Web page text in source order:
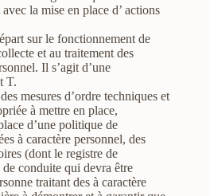
la mise en place d’ actions
sur le fonctionnement de
et au traitement des
Il s’agit d’une
T.
mesures d’ordre techniques et
à mettre en place,
d’une politique de
à caractère personnel, des
(dont le registre de
conduite qui devra être
traitant des à caractère